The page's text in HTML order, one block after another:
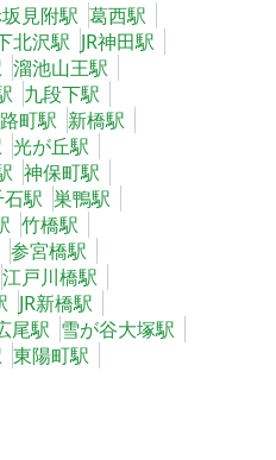
見附駅 葛西駅
北沢駅 JR神田駅
溜池山王駅
九段下駅
町駅 新橋駅
光が丘駅
神保町駅
駅 巣鴨駅
竹橋駅
参宮橋駅
江戸川橋駅
JR新橋駅
尾駅 雪が谷大塚駅
東陽町駅